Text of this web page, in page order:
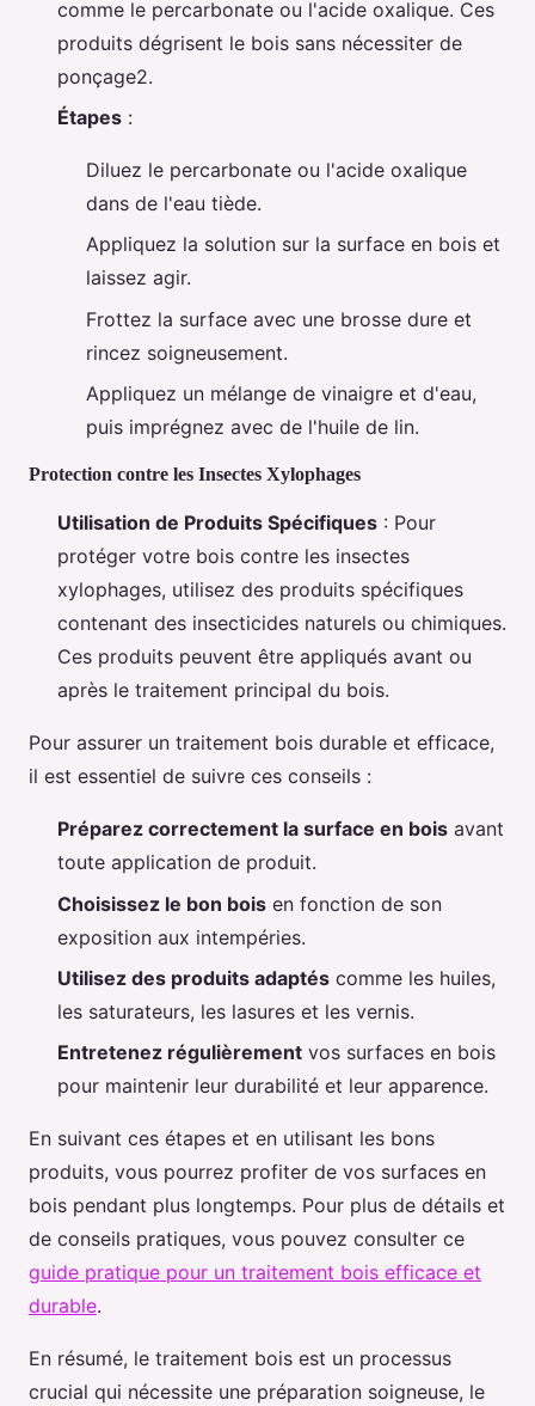
comme le percarbonate ou l'acide oxalique. Ces
produits dégrisent le bois sans nécessiter de
ponçage2.
Étapes :
Diluez le percarbonate ou l'acide oxalique
dans de l'eau tiède.
Appliquez la solution sur la surface en bois et
laissez agir.
Frottez la surface avec une brosse dure et
rincez soigneusement.
Appliquez un mélange de vinaigre et d'eau,
puis imprégnez avec de l'huile de lin.
Protection contre les Insectes Xylophages
Utilisation de Produits Spécifiques : Pour
protéger votre bois contre les insectes
xylophages, utilisez des produits spécifiques
contenant des insecticides naturels ou chimiques.
Ces produits peuvent être appliqués avant ou
après le traitement principal du bois.
Pour assurer un traitement bois durable et efficace,
il est essentiel de suivre ces conseils :
Préparez correctement la surface en bois avant
toute application de produit.
Choisissez le bon bois en fonction de son
exposition aux intempéries.
Utilisez des produits adaptés comme les huiles,
les saturateurs, les lasures et les vernis.
Entretenez régulièrement vos surfaces en bois
pour maintenir leur durabilité et leur apparence.
En suivant ces étapes et en utilisant les bons
produits, vous pourrez profiter de vos surfaces en
bois pendant plus longtemps. Pour plus de détails et
de conseils pratiques, vous pouvez consulter ce
guide pratique pour un traitement bois efficace et
durable.
En résumé, le traitement bois est un processus
crucial qui nécessite une préparation soigneuse, le